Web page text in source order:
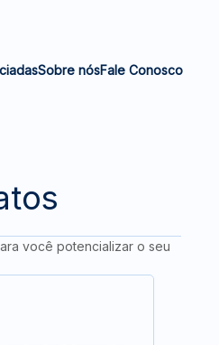
Sobre nósFale Conosco
você potencializar o seu